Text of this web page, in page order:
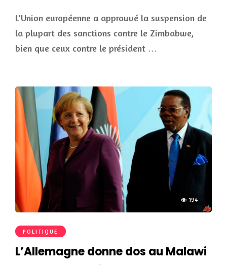
L'Union européenne a approuvé la suspension de
la plupart des sanctions contre le Zimbabwe,
bien que ceux contre le président …
194
POLITIQUE
L’Allemagne donne dos au Malawi